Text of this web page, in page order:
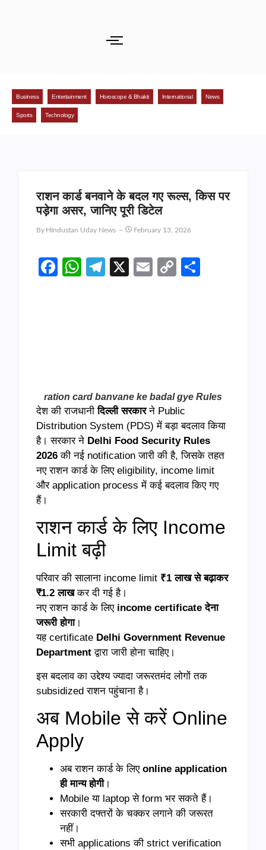
Business Entertainment Horoscope & Bhakti International News
Sports Technology
राशन कार्ड बनवाने के बदल गए रूल्स, किस पर
पड़ेगा असर, जानिए पूरी डिटेल
By HIndustan Uday News February 13, 2026
Facebook
WhatsApp
Telegram
X EmailCopy
ration card banvane ke badal gye Rules
देश की राजधानीदिल्ली सरकारने Public
Distribution System (PDS) में बड़ा बदलाव किया
है। सरकार ने Delhi Food Security Rules
2026 की नई notification जारी की है, जिसके तहत
नए राशन कार्ड के लिए eligibility, income limit
और application process में कई बदलाव किए गए
हैं।
राशन कार्ड के लिए Income
Limit बढ़ी
परिवार की सालाना income limit ₹1 लाख से बढ़ाकर
₹1.2 लाखकर दी गई है।
नए राशन कार्ड के लिए income certificate देना
जरूरी होगा।
यह certificate Delhi Government Revenue
Department द्वारा जारी होना चाहिए।
इस बदलाव का उद्देश्य ज्यादा जरूरतमंद लोगों तक
subsidized राशन पहुंचाना है।
अब Mobile से करें Online
Apply
अब राशन कार्ड के लिए online application
ही मान्य होगी।
Mobile या laptop से form भर सकते हैं।
सरकारी दफ्तरों के चक्कर लगाने की जरूरत
नहीं।
सभी applications की strict verification